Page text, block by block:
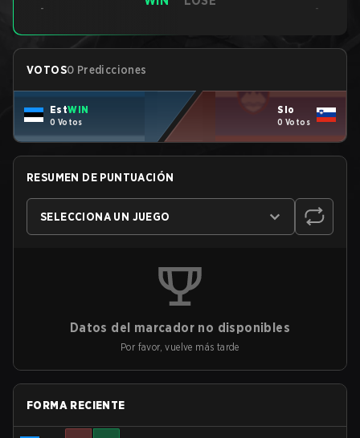
- -
VOTOS0 Predicciones
EstWIN
0 Votos
Slo
0 Votos
RESUMEN DE PUNTUACIÓN
SELECCIONA UN JUEGO
Datos del marcador no disponibles
Por favor, vuelve más tarde
FORMA RECIENTE